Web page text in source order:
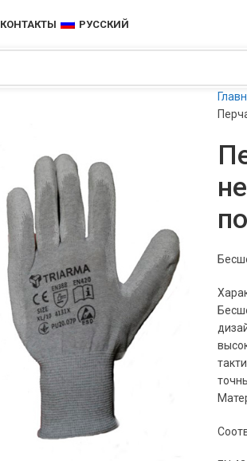
КОНТАКТЫ РУССКИЙ